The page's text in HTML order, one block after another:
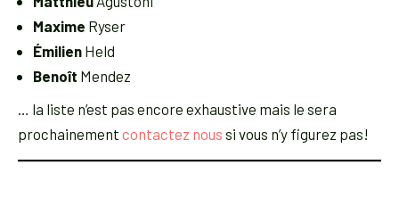
Maxime Ryser
Émilien Held
Benoît Mendez
… la liste n’est pas encore exhaustive mais le sera
prochainement contactez nous si vous n’y figurez pas!